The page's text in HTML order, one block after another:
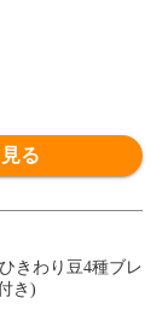
る
きわり豆4種ブレ
き)